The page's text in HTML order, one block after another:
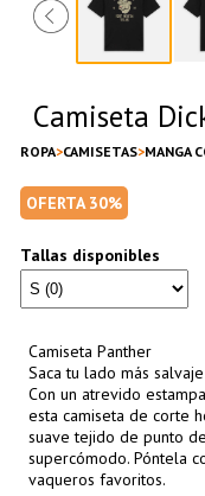
Camiseta
ROPA CAMISETAS MANGA
OFERTA 30%
Tallas disponibles
Camiseta Panther
Saca tu lado más
Con un atrevido
esta camiseta de corte
suave tejido de punto
supercómodo. Póntela
vaqueros favoritos.